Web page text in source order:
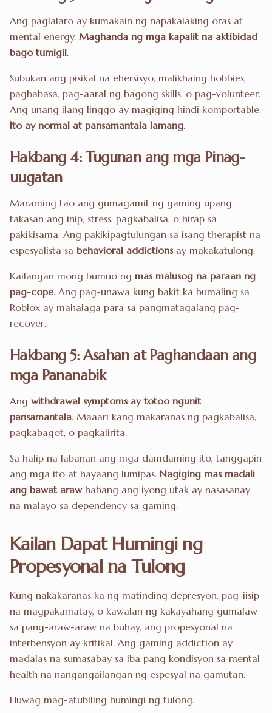
Ang paglalaro ay kumakain ng napakalaking oras at
mental energy. Maghanda ng mga kapalit na aktibidad
bago tumigil.
Subukan ang pisikal na ehersisyo, malikhaing hobbies,
pagbabasa, pag-aaral ng bagong skills, o pag-volunteer.
Ang unang ilang linggo ay magiging hindi komportable.
Ito ay normal at pansamantala lamang.
Hakbang 4: Tugunan ang mga Pinag-
uugatan
Maraming tao ang gumagamit ng gaming upang
takasan ang inip, stress, pagkabalisa, o hirap sa
pakikisama. Ang pakikipagtulungan sa isang therapist na
espesyalista sa behavioral addictionsay makakatulong.
Kailangan mong bumuo ng mas malusog na paraan ng
pag-cope. Ang pag-unawa kung bakit ka bumaling sa
Roblox ay mahalaga para sa pangmatagalang pag-
recover.
Hakbang 5: Asahan at Paghandaan ang
mga Pananabik
Ang withdrawal symptoms ay totoo ngunit
pansamantala. Maaari kang makaranas ng pagkabalisa,
pagkabagot, o pagkaiirita.
Sa halip na labanan ang mga damdaming ito, tanggapin
ang mga ito at hayaang lumipas. Nagiging mas madali
ang bawat arawhabang ang iyong utak ay nasasanay
na malayo sa dependency sa gaming.
Kailan Dapat Humingi ng
Propesyonal na Tulong
Kung nakakaranas ka ng matinding depresyon, pag-iisip
na magpakamatay, o kawalan ng kakayahang gumalaw
sa pang-araw-araw na buhay, ang propesyonal na
interbensyon ay kritikal. Ang gaming addiction ay
madalas na sumasabay sa iba pang kondisyon sa mental
health na nangangailangan ng espesyal na gamutan.
Huwag mag-atubiling humingi ng tulong.